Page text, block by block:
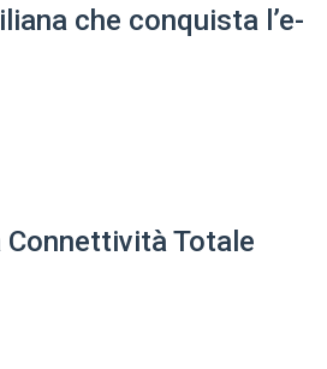
che conquista l’e-
Totale